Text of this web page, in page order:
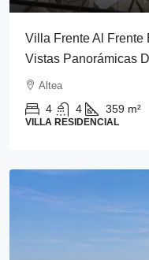
Villa Frente Al Frente
Vistas Panorámicas
Altea
4 4 359 m²
VILLA RESIDENCIAL